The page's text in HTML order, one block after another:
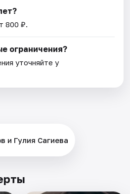
800 ₽.
ограничения?
уточняйте у
и Гулия Сагиева